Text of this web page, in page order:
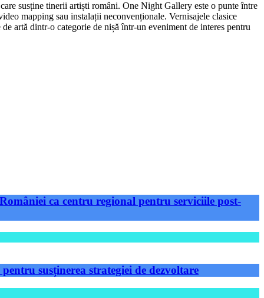
susține tinerii artiști români. One Night Gallery este o punte între
mapping sau instalații neconvenționale. Vernisajele clasice
artă dintr-o categorie de nișă într-un eveniment de interes pentru
ca centru regional pentru serviciile post-
susținerea strategiei de dezvoltare